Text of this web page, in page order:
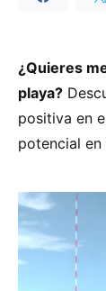
¿Quieres
playa?
positiva en
potencial en